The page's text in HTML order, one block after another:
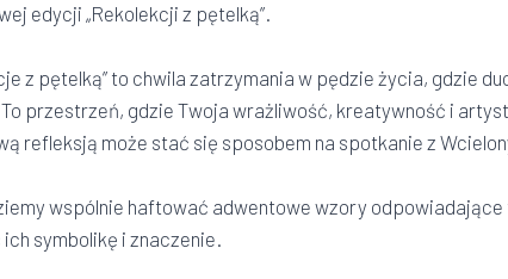
edycji „Rekolekcji z pętelką”.
z pętelką” to chwila zatrzymania w pędzie życia, gdzie
przestrzeń, gdzie Twoja wrażliwość, kreatywność i
refleksją może stać się sposobem na spotkanie z
wspólnie haftować adwentowe wzory
symbolikę i znaczenie.